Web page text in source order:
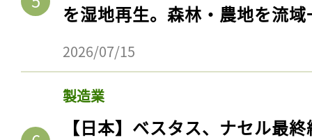
を湿地再生。森林・農地を流
2026/07/15
製造業
【日本】ベスタス、ナセル最